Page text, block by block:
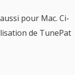
pour Mac. Ci-
de TunePat